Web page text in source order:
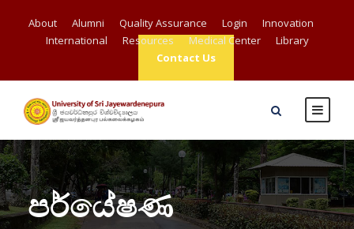
About Alumni Quality Assurance Login
Innovation
International
Resources Medical Center
Library
Contact Us
පර්යේෂණ